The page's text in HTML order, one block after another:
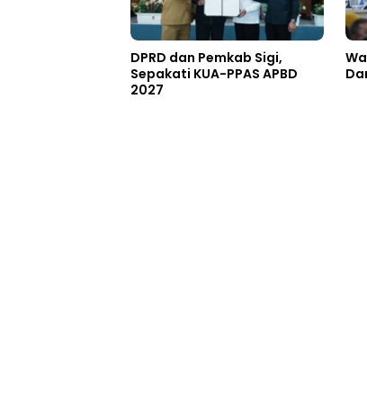
DPRD dan Pemkab Sigi,
Sepakati KUA-PPAS APBD
2027